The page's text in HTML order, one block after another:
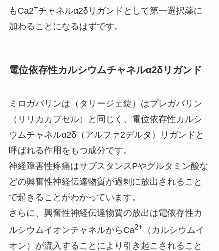
もCa2+チャネルα2δリガンドとして第一選択薬に
加わることになるはずです。
電位依存性カルシウムチャネルα2δリガンド
ミロガバリンは（タリージェ錠）はプレガバリン
（リリカカプセル）と同じく、電位依存性カルシ
ウムチャネルα2δ（アルファ2デルタ）リガンドと
呼ばれる作用をもつ成分です。
神経障害性疼痛はサブスタンスPやグルタミン酸な
どの興奮性神経伝達物質が過剰に放出されること
で起きることがわかっています。
さらに、興奮性神経伝達物質の放出は電依存性カ
ルシウムイオンチャネルからCa2+
（カルシウムイ
オン）が流入することにより引き起こされること